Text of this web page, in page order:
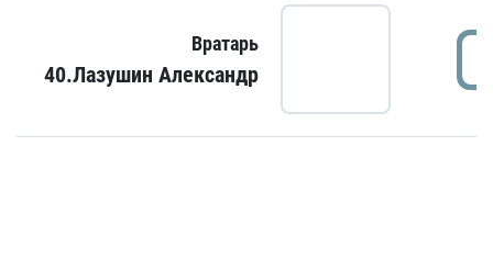
Вратарь
40.Лазушин Александр